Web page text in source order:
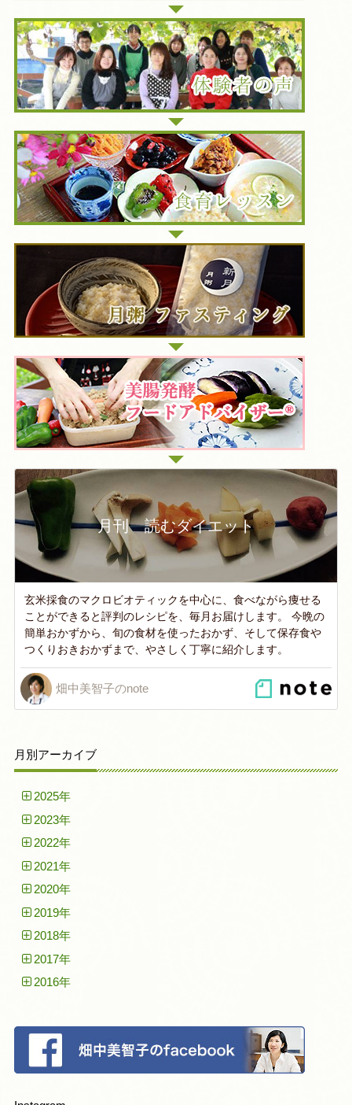
月刊 読むダイエット
玄米採食のマクロビオティックを中心に、食べながら痩せる
ことができると評判のレシピを、毎月お届けします。 今晩の
簡単おかずから、旬の食材を使ったおかず、そして保存食や
つくりおきおかずまで、やさしく丁寧に紹介します。
畑中美智子のnote
月別アーカイブ
2025年
2023年
2022年
2021年
2020年
2019年
2018年
2017年
2016年